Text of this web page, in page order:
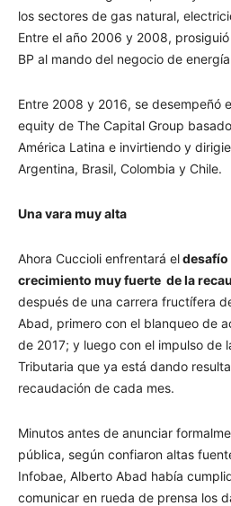
los sectores de gas natural,
Entre el año 2006 y 2008,
BP al mando del negocio de
Entre 2008 y 2016, se desempeñó
equity de The Capital Group
América Latina e invirtiendo y
Argentina, Brasil, Colombia y Chile.
Una vara muy alta
Ahora Cuccioli enfrentará eldesafío
crecimiento muy fuerte de la
después de una carrera fructífera
Abad, primero con el blanqueo de
de 2017; y luego con el impulso de
Tributaria que ya está dando
recaudación de cada mes.
Minutos antes de anunciar
pública, según confiaron altas
Infobae, Alberto Abad había
comunicar en rueda de prensa los